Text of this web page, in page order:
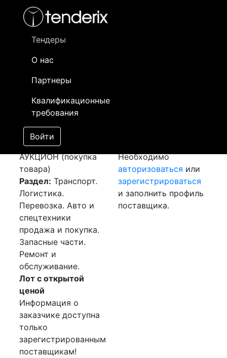
Тендеры
О нас
Партнеры
Квалификационные
требования
Войти
- активный лот
- сохраненный лот (не опубликован)
Закупка: Перевозка
г. Москва - г. Нур-
Султан
Победитель выбран
Лот №:1964
АУКЦИОН (покупка
товара)
Раздел: Транспорт.
Логистика.
Перевозка. Авто и
спецтехники
продажа и покупка.
Запасные части.
Ремонт и
обслуживание.
Лот с открытой
ценой
Информация о
заказчике доступна
только
зарегистрированным
поставщикам!
Необходимо
авторизоваться или
зарегистрироваться
и заполнить профиль
поставщика.